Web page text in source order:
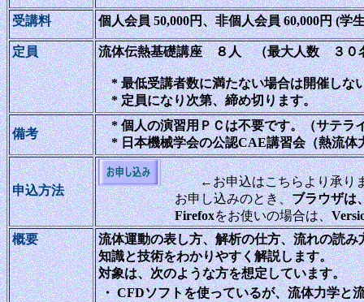
受講料 個人会員 50,000円、非個人会員 60,000円 (学
定員 流体伝熱基礎講座 ８人 （最大人数 ３０
* 最低受講者数に満たない場合は開催しな
* 定員になり次第、締め切ります。
備考
* 個人の演習用ＰＣは不要です。（サテラ
* 日本機械学会の公認CAE講習会（熱流体
申込方法
←お申込はこちらより承り
お申し込みのとき、ブラウザは
Firefoxをお使いの場合は、
概要
流体運動の表し方、解析の仕方、流れの読
知識と技術をわかりやすく解説します。
対象は、次のような方を想定しています。
・ CFDソフトを使っているが、流体力学と